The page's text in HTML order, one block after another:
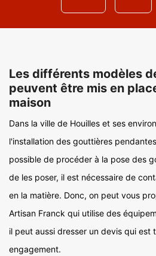
Les différents modèles
peuvent être mis en
maison
Dans la ville de Houilles et ses
l'installation des gouttières
possible de procéder à la pose des
de les poser, il est nécessaire de
en la matière. Donc, on peut vous
Artisan Franck qui utilise des
il peut aussi dresser un devis qui est
engagement.